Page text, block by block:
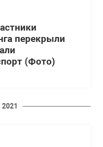
перекрыли
(Фото)